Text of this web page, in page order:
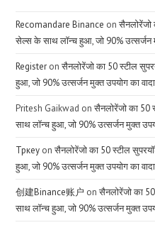
Recomandare Binance onसैनलोरेंजो
सेल्स के साथ लॉन्च हुआ, जो 90% उत्सर्जन
Register onसैनलोरेंजो का 50 स्टील
हुआ, जो 90% उत्सर्जन मुक्त उपयोग का
Pritesh Gaikwad onसैनलोरेंजो का 50
साथ लॉन्च हुआ, जो 90% उत्सर्जन मुक्त
Тркеу onसैनलोरेंजो का 50 स्टील
हुआ, जो 90% उत्सर्जन मुक्त उपयोग का
创建Binance账户 onसैनलोरेंजो का
साथ लॉन्च हुआ, जो 90% उत्सर्जन मुक्त